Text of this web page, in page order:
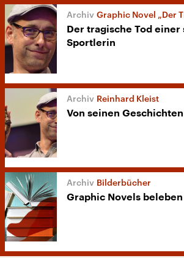
Graphic Novel „Der
Der tragische Tod einer
Sportlerin
Reinhard Kleist
Von seinen
Bilderbücher
Graphic Novels